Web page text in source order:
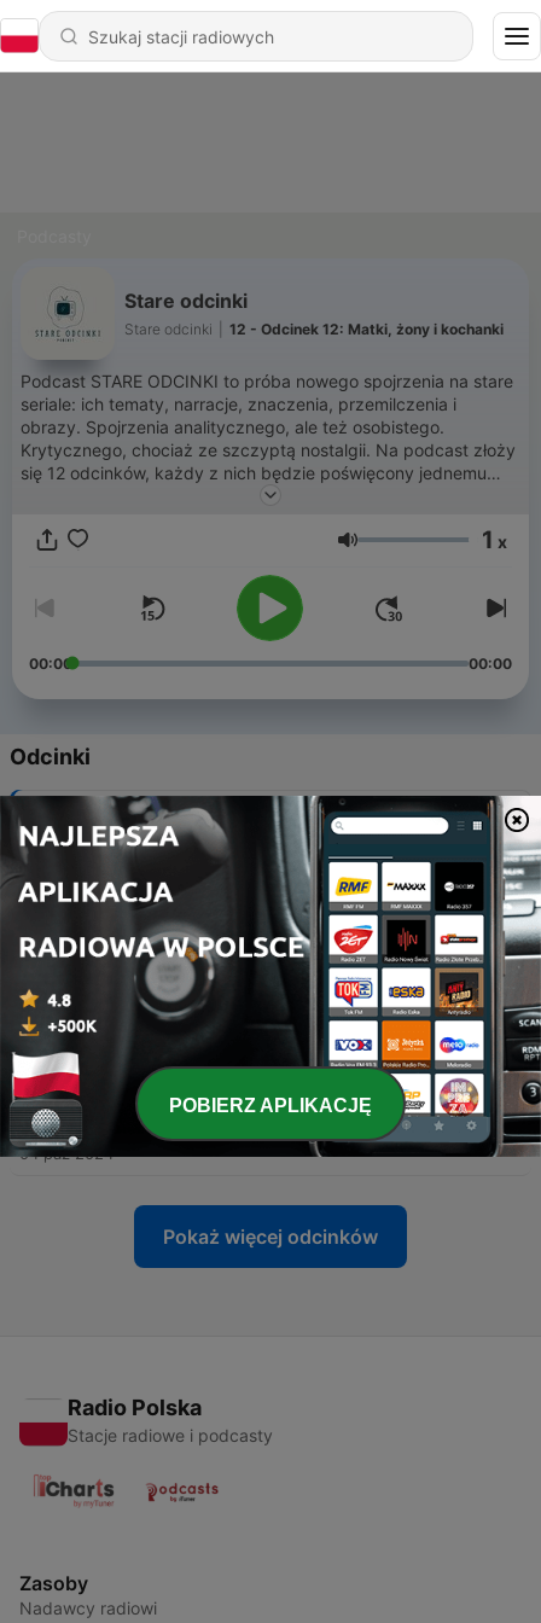
Stare odcinki
Stare odcinki 12 - Odcinek 12: Matki, żony i kochanki
Podcast STARE ODCINKI to próba nowego spojrzenia na stare
seriale: ich tematy, narracje, znaczenia, przemilczenia i
obrazy. Spojrzenia analitycznego, ale też osobistego.
Krytycznego, chociaż ze szczyptą nostalgii. Na podcast złoży
się 12 odcinków, każdy z nich będzie poświęcony jednemu
serialowi z lat 1976-1997. Premiery odcinków zaplanowane są
podcastu jest Dorota Jędrzejewska-Szpak -- Zrealizowano wGłośność 1 x
00:00 00:00
Odcinki
Odcinek 12: Matki, żony i kochanki
30 gru 2024
11 - Odcinek 11: Boża podszewka
Odcinek 10: Rzeka kłamstwa
17 gru 2024
13 lis 2024
8 - Odcinek 8: Zmiennicy
04 paź 2024
Pokaż więcej odcinków
Radio Polska
Stacje radiowe i podcasty
Zasoby
Nadawcy radiowi
POBIERZ APLIKACJĘ